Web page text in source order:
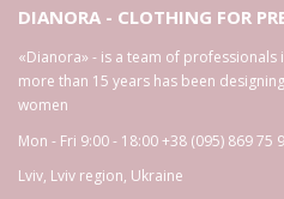
DIANORA - CLOTHING FOR
«Dianora» - is a team of
more than 15 years has been
women
Mon - Fri 9:00 - 18:00+38 (095) 869 75
Lviv, Lviv region, Ukraine